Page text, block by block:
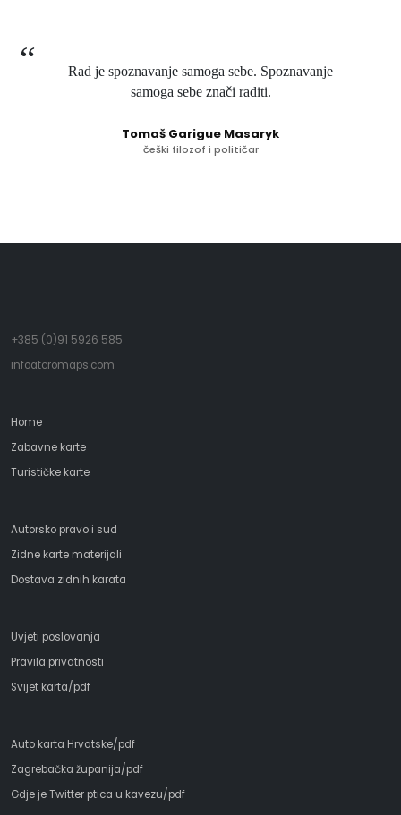
Rad je spoznavanje samoga sebe. Spoznavanje
samoga sebe znači raditi.
Tomaš Garigue Masaryk
češki filozof i političar
+385 (0)91 5926 585
infoatcromaps.com
Home
Zabavne karte
Turističke karte
Autorsko pravo i sud
Zidne karte materijali
Dostava zidnih karata
Uvjeti poslovanja
Pravila privatnosti
Svijet karta/pdf
Auto karta Hrvatske/pdf
Zagrebačka županija/pdf
Gdje je Twitter ptica u kavezu/pdf